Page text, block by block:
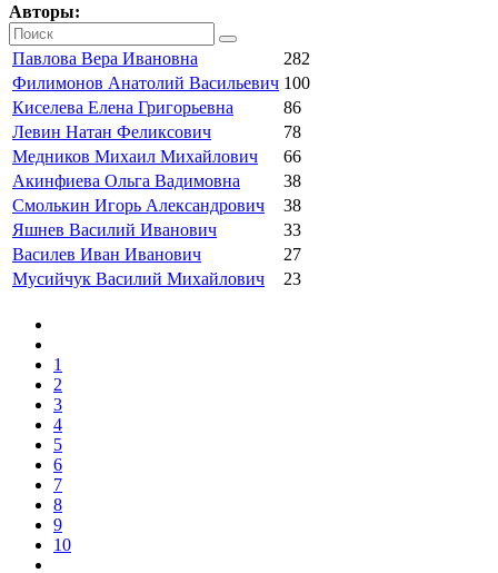
Авторы:
Павлова Вера Ивановна
282
Филимонов Анатолий Васильевич 100
Киселева Елена Григорьевна
86
Левин Натан Феликсович
78
Медников Михаил Михайлович
66
Акинфиева Ольга Вадимовна
38
Смолькин Игорь Александрович
38
Яшнев Василий Иванович
33
Василев Иван Иванович
27
Мусийчук Василий Михайлович
23
1
2
3
4
5
6
7
8
9
10